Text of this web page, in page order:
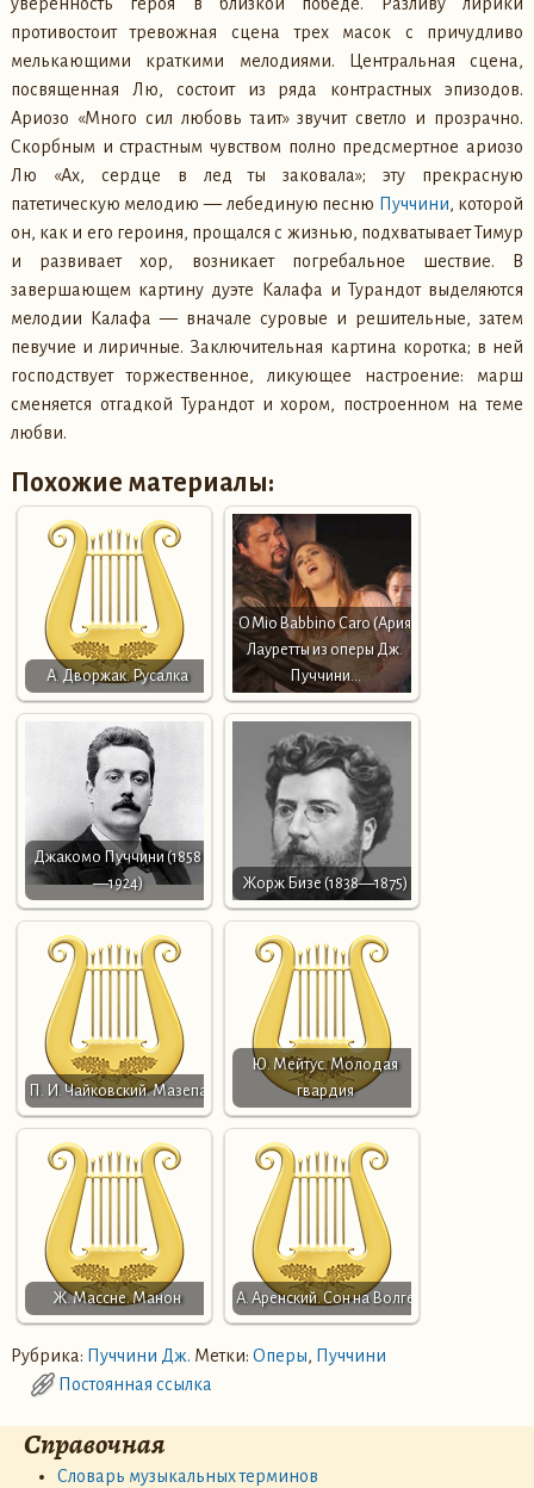
противостоит тревожная сцена трех масок с причудливо
мелькающими краткими мелодиями. Центральная сцена,
посвященная Лю, состоит из ряда контрастных эпизодов.
Ариозо «Много сил любовь таит» звучит светло и прозрачно.
Скорбным и страстным чувством полно предсмертное ариозо
Лю «Ах, сердце в лед ты заковала»; эту прекрасную
патетическую мелодию — лебединую песню Пуччини, которой
он, как и его героиня, прощался с жизнью, подхватывает Тимур
и развивает хор, возникает погребальное шествие. В
завершающем картину дуэте Калафа и Турандот выделяются
мелодии Калафа — вначале суровые и решительные, затем
певучие и лиричные. Заключительная картина коротка; в ней
господствует торжественное, ликующее настроение: марш
сменяется отгадкой Турандот и хором, построенном на теме
любви.
Похожие материалы:
А. Дворжак. Русалка
O Mio Babbino Caro (Ария
Лауретты из оперы Дж.
Пуччини…
Джакомо Пуччини (1858
—1924)
Жорж Бизе (1838—1875)
П. И. Чайковский. Мазепа
Ю. Мейтус. Молодая
гвардия
Ж. Массне. Манон А. Аренский. Сон на Волге
Рубрика: Пуччини Дж. Метки: Оперы, Пуччини
Постоянная ссылка
Справочная
Словарь музыкальных терминов